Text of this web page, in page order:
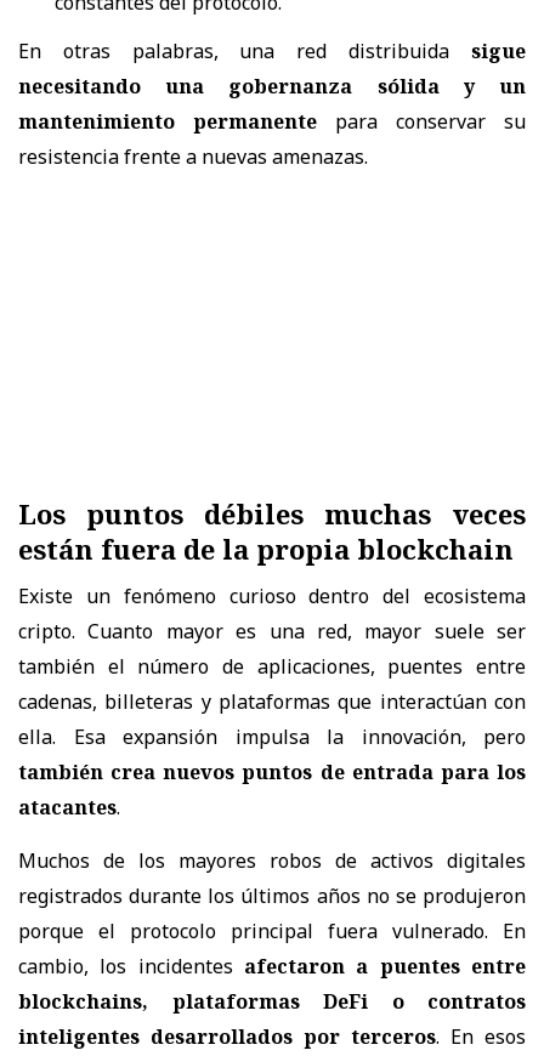
En otras palabras, una red distribuida sigue
necesitando una gobernanza sólida y un
mantenimiento permanente para conservar su
resistencia frente a nuevas amenazas.
Los puntos débiles muchas veces
están fuera de la propia blockchain
Existe un fenómeno curioso dentro del ecosistema
cripto. Cuanto mayor es una red, mayor suele ser
también el número de aplicaciones, puentes entre
cadenas, billeteras y plataformas que interactúan con
ella. Esa expansión impulsa la innovación, pero
también crea nuevos puntos de entrada para los
atacantes.
Muchos de los mayores robos de activos digitales
registrados durante los últimos años no se produjeron
porque el protocolo principal fuera vulnerado. En
cambio, los incidentes afectaron a puentes entre
blockchains, plataformas DeFi o contratos
inteligentes desarrollados por terceros. En esos